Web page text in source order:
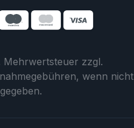
Mehrwertsteuer zzgl.
wenn nicht